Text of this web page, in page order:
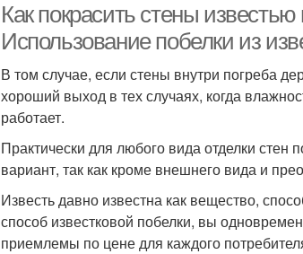
Как покрасить стены
Использование побелки из
В том случае, если стены внутри погреба
хороший выход в тех случаях, когда
работает.
Практически для любого вида отделки
вариант, так как кроме внешнего вида и
Известь давно известна как вещество,
способ известковой побелки, вы
приемлемы по цене для каждого